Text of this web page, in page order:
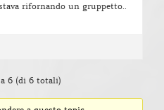
rifornando un gruppetto..
6 (di 6 totali)